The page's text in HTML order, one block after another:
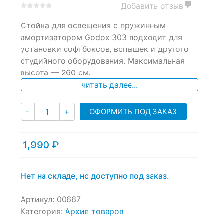
out
based
on
customer
ratings
Добавить отзыв
Стойка для освещения с пружинным
амортизатором Godox 303 подходит для
установки софтбоксов, вспышек и другого
студийного оборудования. Максимальная
высота — 260 см.
читать далее...
- Количество
+ ОФОРМИТЬ ПОД ЗАКАЗ
1,990 ₽
Нет на складе, но доступно под заказ.
Артикул: 00667
Категория: Архив товаров